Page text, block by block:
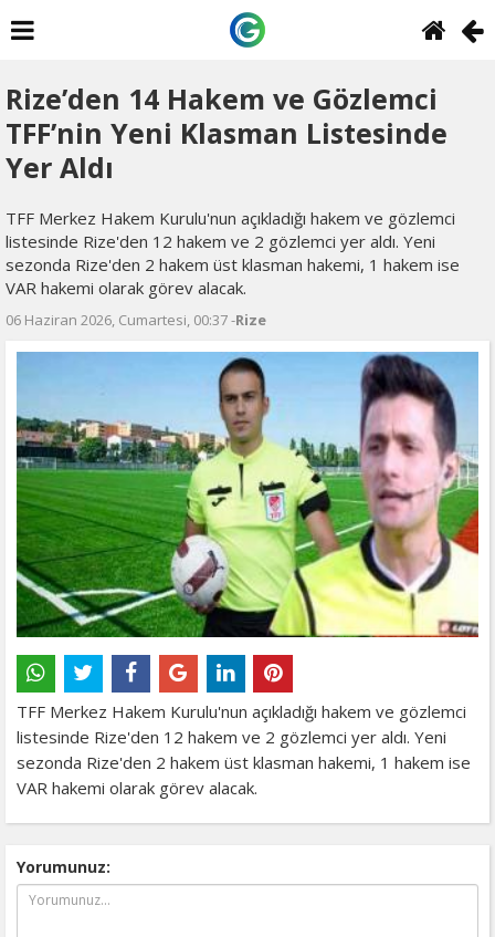
Rize’den 14 Hakem ve Gözlemci
TFF’nin Yeni Klasman Listesinde
Yer Aldı
TFF Merkez Hakem Kurulu'nun açıkladığı hakem ve gözlemci
listesinde Rize'den 12 hakem ve 2 gözlemci yer aldı. Yeni
sezonda Rize'den 2 hakem üst klasman hakemi, 1 hakem ise
VAR hakemi olarak görev alacak.
06 Haziran 2026, Cumartesi, 00:37 -Rize
TFF Merkez Hakem Kurulu'nun açıkladığı hakem ve gözlemci
listesinde Rize'den 12 hakem ve 2 gözlemci yer aldı. Yeni
sezonda Rize'den 2 hakem üst klasman hakemi, 1 hakem ise
VAR hakemi olarak görev alacak.
Yorumunuz: